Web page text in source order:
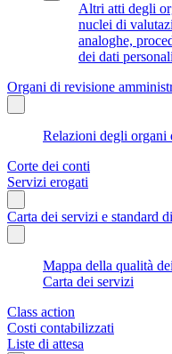
Altri atti degli
nuclei di
analoghe,
dei dati
Organi di revisione
Relazioni degli organi
Corte dei conti
Servizi erogati
Carta dei servizi e standard
Mappa della qualità
Carta dei servizi
Class action
Costi contabilizzati
Liste di attesa